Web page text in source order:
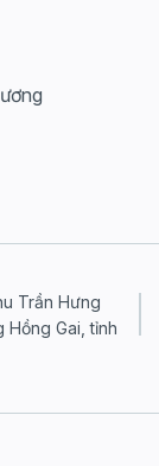
Trần Hưng
Gai, tỉnh